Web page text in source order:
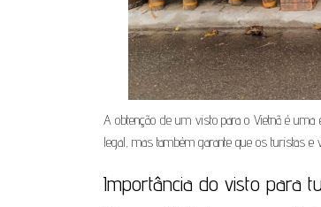
A obtenção de um visto para o Vietnã é uma
legal, mas também garante que os turistas e
Importância do visto para